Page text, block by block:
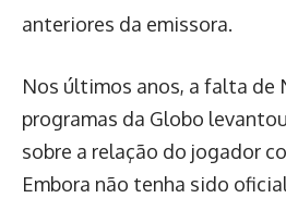
anteriores da emissora.
Nos últimos anos, a falta de
programas da Globo
sobre a relação do jogador
Embora não tenha sido